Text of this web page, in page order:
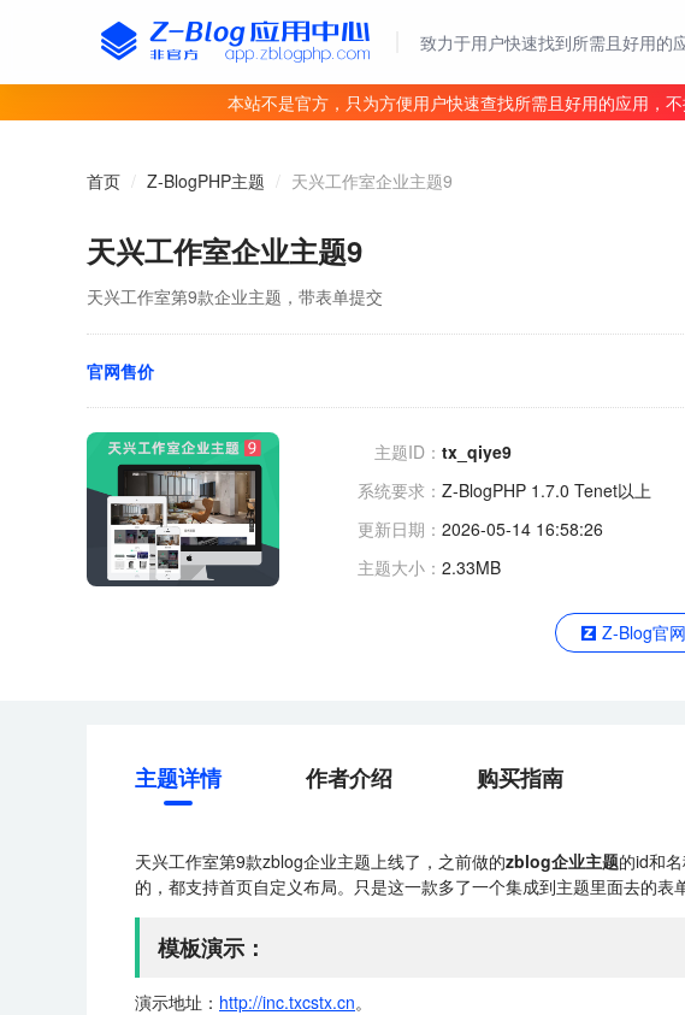
致力于用户快速找到所需且好用的
本站不是官方，只为方便用户快速查找所需且好用的应用，
首页 / Z-BlogPHP主题 / 天兴工作室企业主题9
天兴工作室企业主题9
天兴工作室第9款企业主题，带表单提交
官网售价
主题ID： tx_qiye9
系统要求： Z-BlogPHP 1.7.0 Tenet以上
更新日期： 2026-05-14 16:58:26
主题大小： 2.33MB
Z-Blog官
主题详情 作者介绍 购买指南
天兴工作室第9款zblog企业主题上线了，之前做的zblog企业主题的id和
的，都支持首页自定义布局。只是这一款多了一个集成到主题里面去的表单
模板演示：
演示地址： http://inc.txcstx.cn。